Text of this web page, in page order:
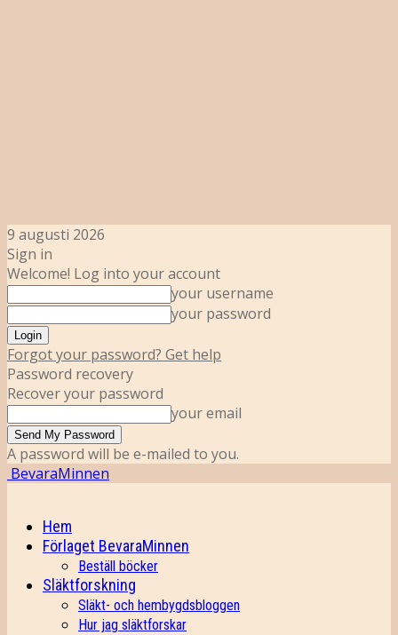
9 augusti 2026
Sign in
Welcome! Log into your account
your username
your password
Forgot your password? Get help
Password recovery
Recover your password
your email
A password will be e-mailed to you.
BevaraMinnen
Hem
Förlaget BevaraMinnen
Beställ böcker
Släktforskning
Släkt- och hembygdsbloggen
Hur jag släktforskar